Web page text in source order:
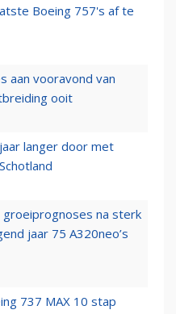
Boeing 757's af te
aan vooravond van
ooit
langer door met
groeiprognoses na sterk
jaar 75 A320neo’s
737 MAX 10 stap